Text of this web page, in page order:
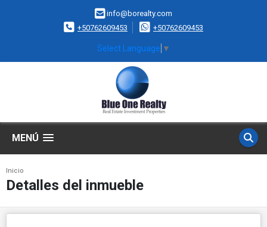
info@borealty.com
+50762609453
+50762609453
Select Language ▼
MENÚ
Inicio
Detalles del inmueble